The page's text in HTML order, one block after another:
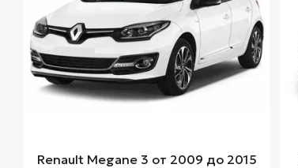
Renault Megane 3 от 2009 до 2015